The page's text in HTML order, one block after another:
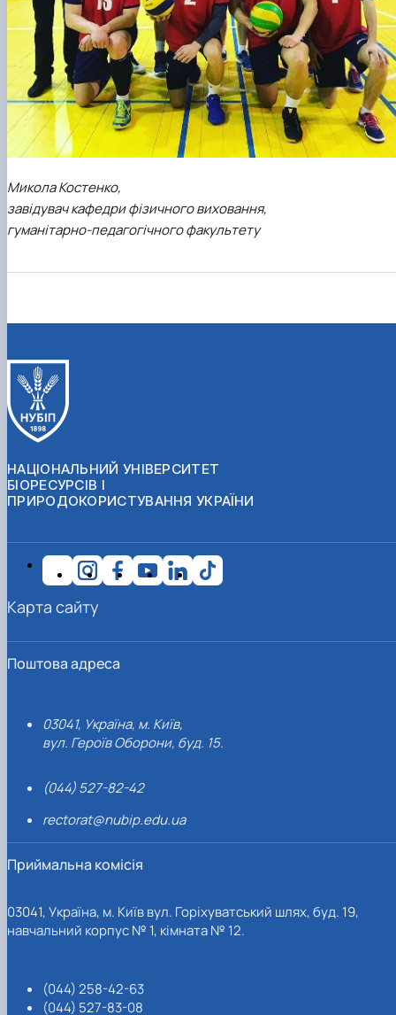
Микола Костенко,
завідувач кафедри фізичного виховання,
гуманітарно-педагогічного факультету
НАЦІОНАЛЬНИЙ УНІВЕРСИТЕТ
БІОРЕСУРСІВ І
ПРИРОДОКОРИСТУВАННЯ УКРАЇНИ
Поштова адреса
03041, Україна, м. Київ,
вул. Героїв Оборони, буд. 15.
(044) 527-82-42
rectorat@nubip.edu.ua
Приймальна комісія
03041, Україна, м. Київ вул. Горіхуватський шлях, буд. 19,
навчальний корпус № 1, кімната № 12.
(044) 258-42-63
(044) 527-83-08
Карта сайту